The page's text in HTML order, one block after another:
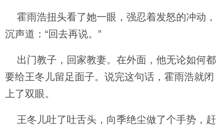
霍雨浩扭头看了她一眼，强忍着发怒的冲动，
沉声道：“回去再说。”
出门教子，回家教妻。在外面，他无论如何都
要给王冬儿留足面子。说完这句话，霍雨浩就闭
上了双眼。
王冬儿吐了吐舌头，向季绝尘做了个手势，赶